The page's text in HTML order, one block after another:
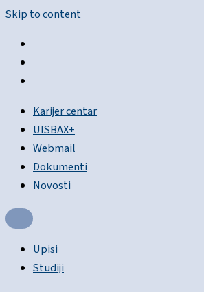
Skip to content
Karijer centar
UISBAX+
Webmail
Dokumenti
Novosti
Upisi
Studiji